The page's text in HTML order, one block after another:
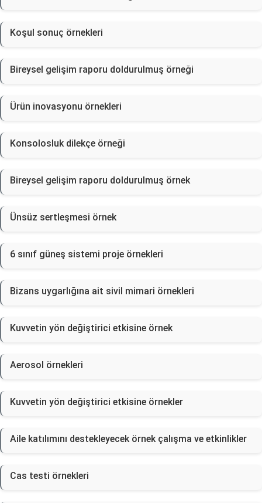
Koşul sonuç örnekleri
Bireysel gelişim raporu doldurulmuş örneği
Ürün inovasyonu örnekleri
Konsolosluk dilekçe örneği
Bireysel gelişim raporu doldurulmuş örnek
Ünsüz sertleşmesi örnek
6 sınıf güneş sistemi proje örnekleri
Bizans uygarlığına ait sivil mimari örnekleri
Kuvvetin yön değiştirici etkisine örnek
Aerosol örnekleri
Kuvvetin yön değiştirici etkisine örnekler
Aile katılımını destekleyecek örnek çalışma ve etkinlikler
Cas testi örnekleri